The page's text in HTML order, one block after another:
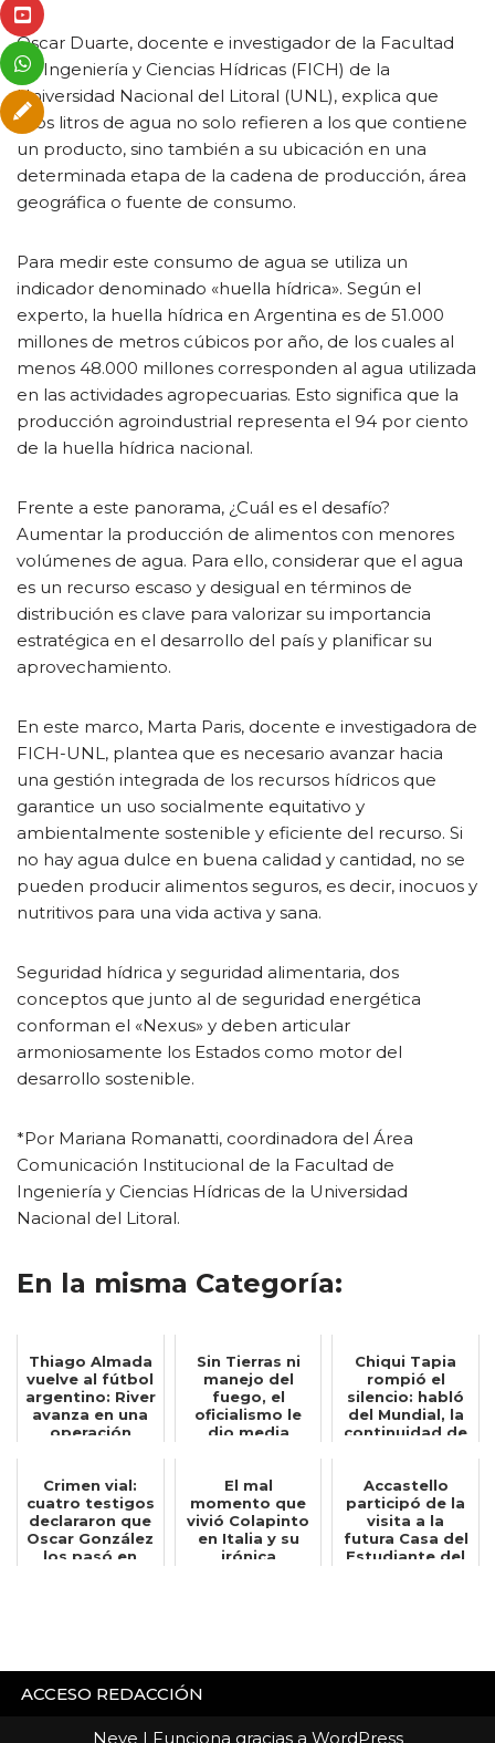
Oscar Duarte, docente e investigador de la Facultad
de Ingeniería y Ciencias Hídricas (FICH) de la
Universidad Nacional del Litoral (UNL), explica que
esos litros de agua no solo refieren a los que contiene
un producto, sino también a su ubicación en una
determinada etapa de la cadena de producción, área
geográfica o fuente de consumo.
Para medir este consumo de agua se utiliza un
indicador denominado «huella hídrica». Según el
experto, la huella hídrica en Argentina es de 51.000
millones de metros cúbicos por año, de los cuales al
menos 48.000 millones corresponden al agua utilizada
en las actividades agropecuarias. Esto significa que la
producción agroindustrial representa el 94 por ciento
de la huella hídrica nacional.
Frente a este panorama, ¿Cuál es el desafío?
Aumentar la producción de alimentos con menores
volúmenes de agua. Para ello, considerar que el agua
es un recurso escaso y desigual en términos de
distribución es clave para valorizar su importancia
estratégica en el desarrollo del país y planificar su
aprovechamiento.
En este marco, Marta Paris, docente e investigadora de
FICH-UNL, plantea que es necesario avanzar hacia
una gestión integrada de los recursos hídricos que
garantice un uso socialmente equitativo y
ambientalmente sostenible y eficiente del recurso. Si
no hay agua dulce en buena calidad y cantidad, no se
pueden producir alimentos seguros, es decir, inocuos y
nutritivos para una vida activa y sana.
Seguridad hídrica y seguridad alimentaria, dos
conceptos que junto al de seguridad energética
conforman el «Nexus» y deben articular
armoniosamente los Estados como motor del
desarrollo sostenible.
*Por Mariana Romanatti, coordinadora del Área
Comunicación Institucional de la Facultad de
Ingeniería y Ciencias Hídricas de la Universidad
Nacional del Litoral.
En la misma Categoría:
Thiago Almada
vuelve al fútbol
argentino: River
avanza en una
operación
Sin Tierras ni
manejo del
fuego, el
oficialismo le
dio media
Chiqui Tapia
rompió el
silencio: habló
del Mundial, la
continuidad de
Crimen vial:
cuatro testigos
declararon que
Oscar González
los pasó en
El mal
momento que
vivió Colapinto
en Italia y su
irónica
Accastello
participó de la
visita a la
futura Casa del
Estudiante del
ACCESO REDACCIÓN
Neve | Funciona gracias a WordPress